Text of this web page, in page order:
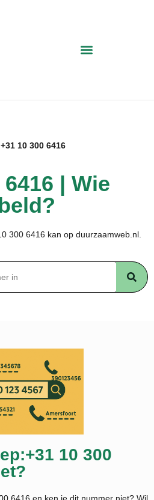
+31 10 300 6416
| Wie
300 6416 kan op duurzaamweb.nl.
10 300